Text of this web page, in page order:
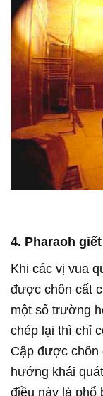
4. Pharaoh
Khi các vị vua
được chôn cất
một số trường
chép lại thì chỉ
Cập được
hướng khái
điều này là phổ